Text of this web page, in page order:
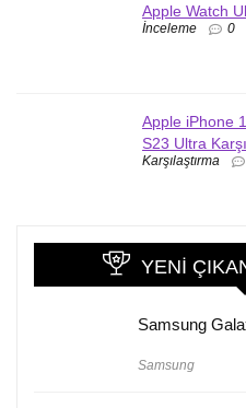
Apple Watch
İnceleme 0
Apple iPhone
S23 Ultra
Karşılaştırma
YENI
Samsung
Samsung